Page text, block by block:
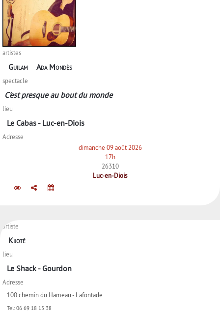
artistes
Guilam Ada Mondès
spectacle
C'est presque au bout du monde
lieu
Le Cabas - Luc-en-Diois
Adresse
dimanche 09 août 2026
17h
26310
Luc-en-Diois
artiste
Kijoté
lieu
Le Shack - Gourdon
Adresse
100 chemin du Hameau - Lafontade
Tel: 06 69 18 15 38